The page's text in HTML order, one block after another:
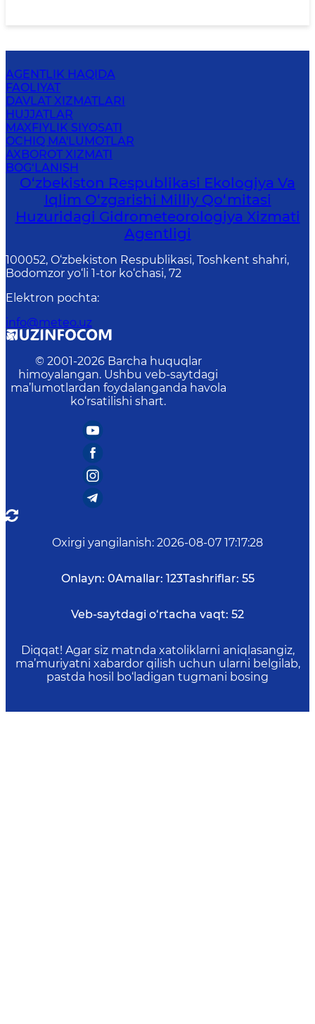
AGENTLIK HAQIDA
FAOLIYAT
DAVLAT XIZMATLARI
HUJJATLAR
MAXFIYLIK SIYOSATI
OCHIQ MA'LUMOTLAR
AXBOROT XIZMATI
BOG‘LANISH
O‘zbekiston Respublikasi Ekologiya Va
Iqlim O‘zgarishi Milliy Qo‘mitasi
Huzuridagi Gidrometeorologiya Xizmati
Agentligi
100052, O‘zbekiston Respublikasi, Toshkent shahri,
Bodomzor yo‘li 1-tor ko‘chasi, 72
Elektron pochta:
info@meteo.uz
© 2001-2026 Barcha huquqlar
himoyalangan. Ushbu veb-saytdagi
ma’lumotlardan foydalanganda havola
ko‘rsatilishi shart.
Oxirgi yangilanish: 2026-08-07 17:17:28
Onlayn: 0Amallar: 123Tashriflar: 55
Veb-saytdagi o‘rtacha vaqt: 52
Diqqat! Agar siz matnda xatoliklarni aniqlasangiz,
ma’muriyatni xabardor qilish uchun ularni belgilab,
pastda hosil bo‘ladigan tugmani bosing